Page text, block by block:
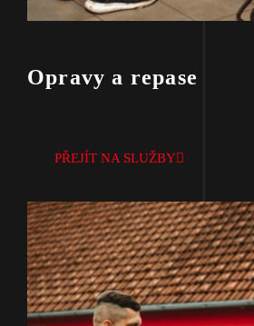
Opravy a repase
PŘEJÍT NA SLUŽBY